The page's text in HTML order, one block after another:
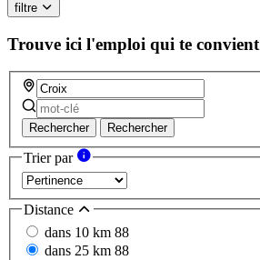
filtre
Trouve ici l'emploi qui te convient
Rechercher Rechercher
Trier par
Distance
dans 10 km 88
dans 25 km 88